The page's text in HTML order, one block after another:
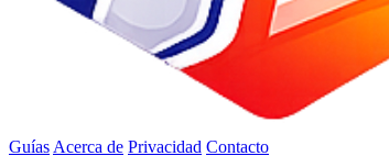
Guías Acerca de Privacidad Contacto